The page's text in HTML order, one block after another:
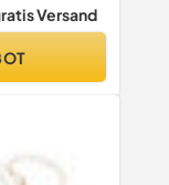
Versand